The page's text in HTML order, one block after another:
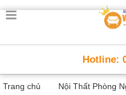
Trang
Thông
Minh
Hotline:
Trang chủ Nội Thất Phòng